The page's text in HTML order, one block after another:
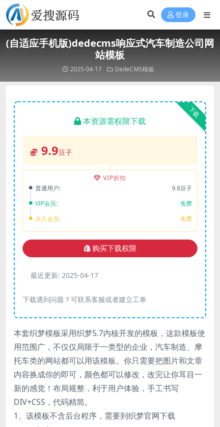
登录
(自适应手机版)dedecms响应式汽车制造公司网
站模板
2025-04-17 DedeCMS模板
下载
本资源需权限下载
9.9豆子
VIP折扣
普通用户:
9.9豆子
VIP会员:
免费
永久会员:
免费
购买下载权限
最近更新: 2025-04-17
下载遇到问题？可联系客服或者建立工单
本套织梦模板采用织梦5.7内核开发的模板，这款模板使
用范围广，不仅仅局限于一类型的企业，汽车制造、摩
托车类的网站都可以用该模板。你只需要把图片和文章
内容换成你的即可，颜色都可以修改，改完让你耳目一
新的感觉！布局规整，利于用户体验，手工书写
DIV+CSS，代码精简。
1、该模板不含后台程序，需要到织梦官网下载